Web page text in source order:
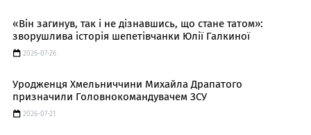
«Він загинув, так і не дізнавшись, що стане татом»:
зворушлива історія шепетівчанки Юлії Галкиної
2026-07-26
Уродженця Хмельниччини Михайла Драпатого
призначили Головнокомандувачем ЗСУ
2026-07-21